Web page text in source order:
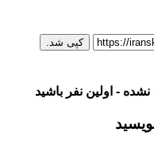
کپی شد.
- اولین نفر باشید